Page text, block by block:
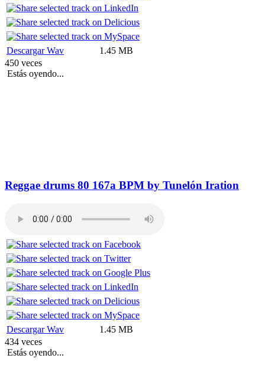
Descargar Wav
1.45 MB
450 veces
Estás oyendo...
Reggae drums 80 167a BPM by Tunelón Iration
Descargar Wav
1.45 MB
434 veces
Estás oyendo...